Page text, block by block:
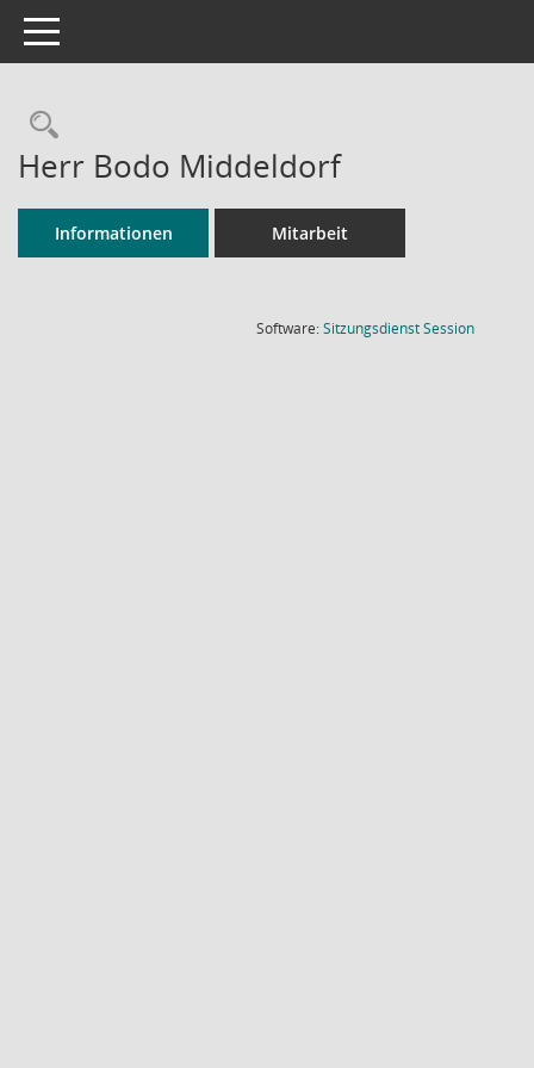
Toggle navigation
Rechercheauswahl
Herr Bodo Middeldorf
Informationen Mitarbeit
Software:SitzungsdienstSession(Wird in